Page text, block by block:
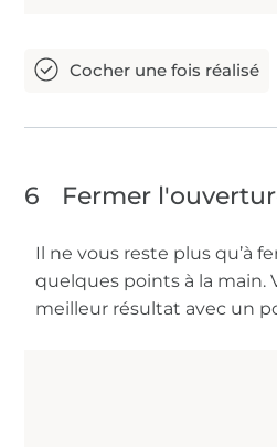
6 Fermer
Il ne vous reste plus qu’à
quelques points à la main.
meilleur résultat avec un